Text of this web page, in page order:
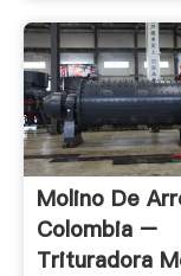
Molino De
Colombia –
Trituradora